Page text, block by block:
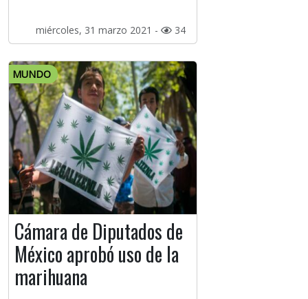
miércoles, 31 marzo 2021 - 34
MUNDO
Cámara de Diputados de
México aprobó uso de la
marihuana